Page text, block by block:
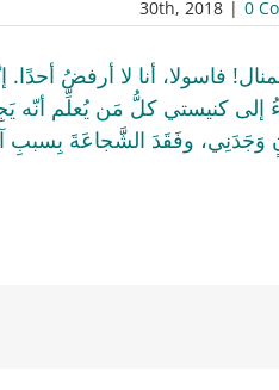
| 0
فاسولا، أنا لا أرفضُ
إلى كنيستي كلُّ مَن يُعلِّم
وفَقَدَ الشَّجاعَةَ بِسببِ آخرين،